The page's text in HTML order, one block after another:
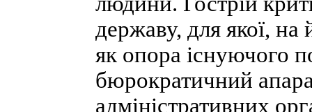
державу, для якої, на
як опора існуючого
бюрократичний
адміністративних